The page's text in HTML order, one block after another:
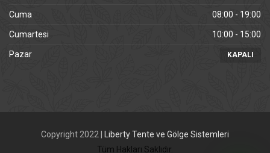
Cuma 08:00 - 19:00
Cumartesi 10:00 - 15:00
Pazar KAPALI
Copyright 2022 |
Liberty Tente ve Gölge Sistemleri
Tüm Hakları Saklıdır.